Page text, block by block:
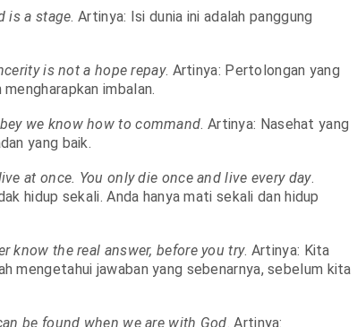
is a stage. Artinya: Isi dunia ini adalah panggung
is not a hope repay. Artinya: Pertolongan yang
imbalan.
we know how to command. Artinya: Nasehat yang
yang baik.
at once. You only die once and live every day.
hidup sekali. Anda hanya mati sekali dan hidup
know the real answer, before you try. Artinya: Kita
mengetahui jawaban yang sebenarnya, sebelum kita
be found when we are with God. Artinya: